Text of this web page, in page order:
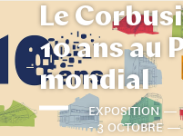
Le
10 ans au
mondial
EXPOSITION —
- 3 OCTOBRE —